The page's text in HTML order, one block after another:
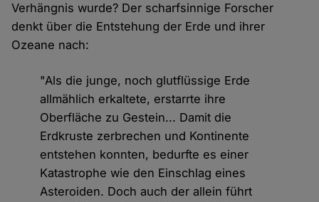
Verhängnis wurde? Der scharfsinnige Forscher
denkt über die Entstehung der Erde und ihrer
Ozeane nach:
"Als die junge, noch glutflüssige Erde
allmählich erkaltete, erstarrte ihre
Oberfläche zu Gestein... Damit die
Erdkruste zerbrechen und Kontinente
entstehen konnten, bedurfte es einer
Katastrophe wie den Einschlag eines
Asteroiden. Doch auch der allein führt